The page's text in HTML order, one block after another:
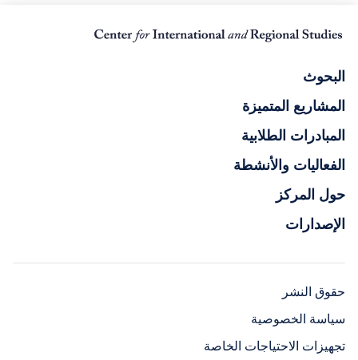
البحوث
المشاريع المتميزة
المبادرات الطلابية
الفعاليات والأنشطة
حول المركز
الإصدارات
حقوق النشر
سياسة الخصوصية
تجهيزات الاحتياجات الخاصة